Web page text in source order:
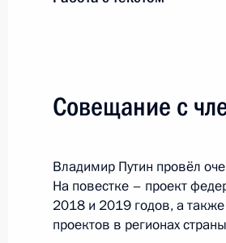
Встреча с
15 октября 2016
Совещание с
Владимир Путин провёл
На повестке – проект
2018 и 2019 годов, а
проектов в регионах